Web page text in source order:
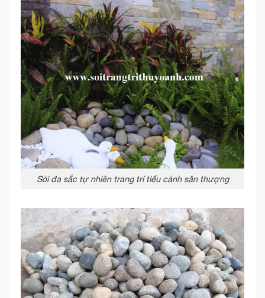
Sỏi đa sắc tự nhiên trang trí tiểu cảnh sân thượng